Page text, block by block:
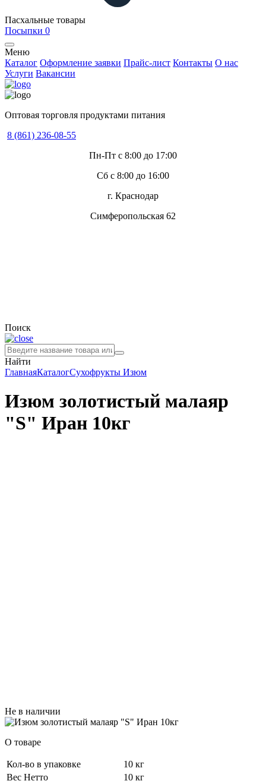
Пасхальные товары
Посыпки 0
Меню
Каталог Оформление заявки Прайс-лист Контакты О нас
Услуги Вакансии
Оптовая торговля продуктами питания
8 (861) 236-08-55
Пн-Пт с 8:00 до 17:00
Сб с 8:00 до 16:00
г. Краснодар
Симферопольская 62
Поиск
Найти
ГлавнаяКаталогСухофрукты Изюм
Изюм золотистый малаяр
"S" Иран 10кг
Не в наличии
О товаре
Кол-во в упаковке
10 кг
Вес Нетто
10 кг